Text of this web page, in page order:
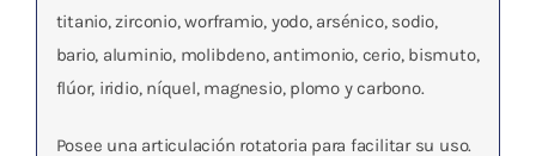
titanio, zirconio, worframio, yodo, arsénico, sodio,
bario, aluminio, molibdeno, antimonio, cerio, bismuto,
flúor, iridio, níquel, magnesio, plomo y carbono.
Posee una articulación rotatoria para facilitar su uso.